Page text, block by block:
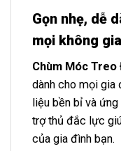
Gọn nhẹ, dễ
mọi không
Chùm Móc Treo
dành cho mọi gia
liệu bền bỉ và
trợ thủ đắc lực
của gia đình bạn.